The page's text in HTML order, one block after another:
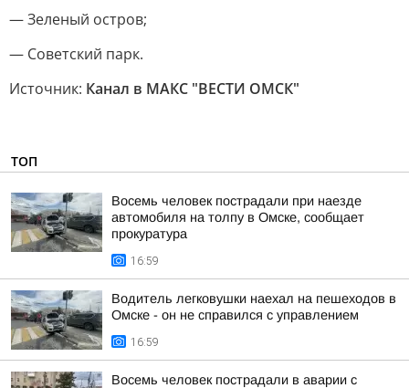
— Зеленый остров;
— Советский парк.
Источник: Канал в МАКС "ВЕСТИ ОМСК"
ТОП
Восемь человек пострадали при наезде
автомобиля на толпу в Омске, сообщает
прокуратура
16:59
Водитель легковушки наехал на пешеходов в
Омске - он не справился с управлением
16:59
Восемь человек пострадали в аварии с